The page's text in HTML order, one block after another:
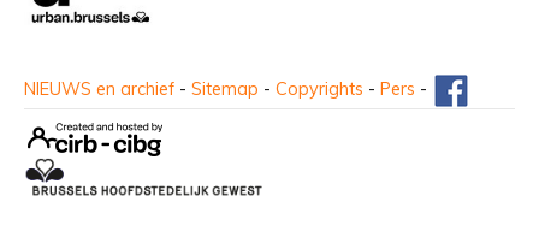
NIEUWS en archief - Sitemap - Copyrights - Pers -